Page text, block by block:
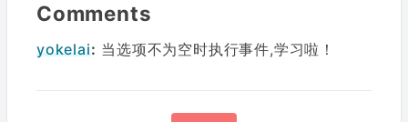
Comments
yokelai: 当选项不为空时执行事件,学习啦！